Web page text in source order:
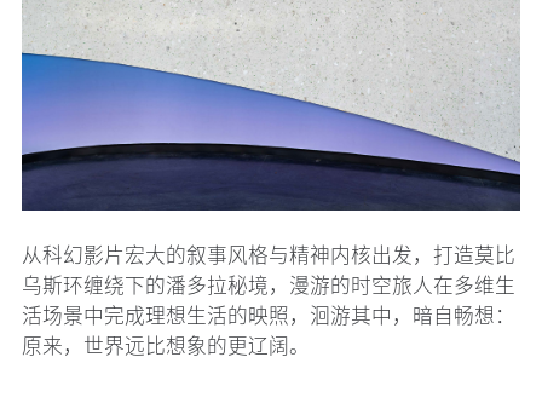
从科幻影片宏大的叙事风格与精神内核出发，打造莫比
乌斯环缠绕下的潘多拉秘境，漫游的时空旅人在多维生
活场景中完成理想生活的映照，洄游其中，暗自畅想：
原来，世界远比想象的更辽阔。